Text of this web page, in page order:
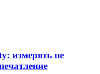
измерять не